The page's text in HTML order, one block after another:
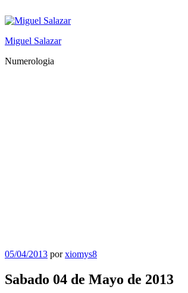
al
Miguel Salazar
Numerologia
Publicado
05/04/2013 porxiomys8
Sabado 04 de Mayo de 2013